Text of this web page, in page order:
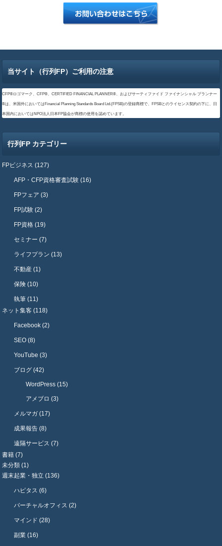
当サイト（行列FP）ご利用の注意
CFP®ロゴマーク、CFP®、CERTIFIED FINANCIAL PLANNER®、およびサーティファイド ファイナンシャル プランナー
®は、米国外においてはFinancial Planning Standards Board Ltd.(FPSB)の登録商標で、FPSBとのライセンス契約の下に、日
本国内においてはNPO法人日本FP協会が商標の使用を認めています。
行列FP カテゴリー
FPビジネス (127)
AFP・CFP資格審査試験 (16)
FPフェア (3)
FP試験 (2)
FP資格 (19)
セミナー (7)
ライフプラン (13)
不動産 (1)
保険 (10)
執筆 (11)
ネット集客 (118)
Facebook (2)
SEO (8)
YouTube (3)
ブログ (42)
WordPress (15)
アメブロ (3)
メルマガ (17)
成果報告 (8)
遠隔サービス (7)
書籍 (7)
未分類 (1)
週末起業・独立 (136)
ハピタス (6)
バーチャルオフィス (2)
マインド (28)
副業 (16)